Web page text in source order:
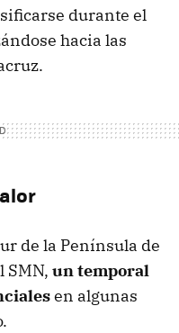
durante el
hacia las
de la Península de
SMN, un temporal
en algunas